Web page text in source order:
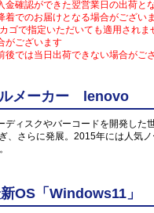
確認ができた翌営業日の出荷と
でのお届けとなる場合がござい
ゴで指定いただいても適用されま
がございます
では当日出荷できない場合がご
ルメーカー lenovo
ィスクやバーコードを開発した
、さらに発展。2015年には人気ノ
OS「Windows11」